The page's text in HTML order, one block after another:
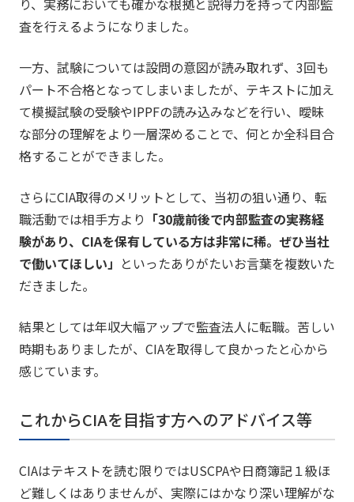
り、実務においても確かな根拠と説得力を持って内部監
査を行えるようになりました。
一方、試験については設問の意図が読み取れず、3回も
パート不合格となってしまいましたが、テキストに加え
て模擬試験の受験やIPPFの読み込みなどを行い、曖昧
な部分の理解をより一層深めることで、何とか全科目合
格することができました。
さらにCIA取得のメリットとして、当初の狙い通り、転
職活動では相手方より 「30歳前後で内部監査の実務経
験があり、CIAを保有している方は非常に稀。ぜひ当社
で働いてほしい」 といったありがたいお言葉を複数いた
だきました。
結果としては年収大幅アップで監査法人に転職。苦しい
時期もありましたが、CIAを取得して良かったと心から
感じています。
これからCIAを目指す方へのアドバイス等
CIAはテキストを読む限りではUSCPAや日商簿記１級ほ
ど難しくはありませんが、実際にはかなり深い理解がな